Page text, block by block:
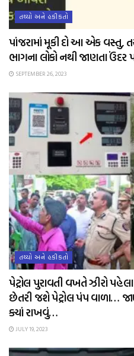
તથ્યો અને હકીકતો
પાંજરામાં મૂકી દો આ એક વસ્તુ,
ભાગના લોકો નથી જાણતા ઉંદર
SEPTEMBER 26, 2023
તથ્યો અને હકીકતો
પેટ્રોલ પુરાવતી વખતે ઝીરો
છેતરી જશે પેટ્રોલ પંપ વાળા…
ક્યાં રાખવું…
JULY 19, 2023